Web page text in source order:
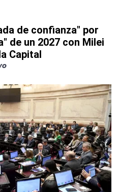
de confianza" por
de un 2027 con Milei
Capital